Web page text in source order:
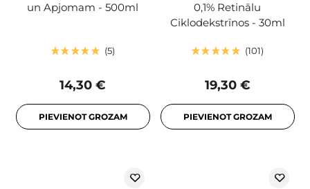
un Apjomam - 500ml
5
14,30 €
PIEVIENOT GROZAM
0,1% Retinālu
Ciklodekstrīnos - 30ml
101
19,30 €
PIEVIENOT GROZAM